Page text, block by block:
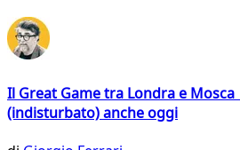
Il Great Game tra Londra e
(indisturbato) anche oggi